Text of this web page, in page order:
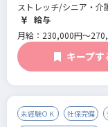
ストレッチ/シニア・
系/マネジメント･店舗
ム/総合型フィットネス
給与
月給：230,000円～
円）
※研修期間は1ヶ月～最
キープす
未経験ＯＫ 社保完備